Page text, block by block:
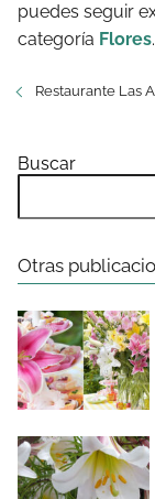
puedes seguir
categoría Flores.
Restaurante Las
Buscar
Otras